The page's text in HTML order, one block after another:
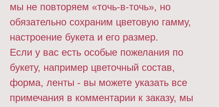
мы не повторяем «точь-в-точь», но
обязательно сохраним цветовую гамму,
настроение букета и его размер.
Если у вас есть особые пожелания по
букету, например цветочный состав,
форма, ленты - вы можете указать все
примечания в комментарии к заказу, мы